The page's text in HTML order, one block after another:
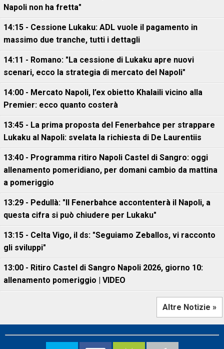
Napoli non ha fretta"
14:15 - Cessione Lukaku: ADL vuole il pagamento in
massimo due tranche, tutti i dettagli
14:11 - Romano: "La cessione di Lukaku apre nuovi
scenari, ecco la strategia di mercato del Napoli"
14:00 - Mercato Napoli, l’ex obietto Khalaili vicino alla
Premier: ecco quanto costerà
13:45 - La prima proposta del Fenerbahce per strappare
Lukaku al Napoli: svelata la richiesta di De Laurentiis
13:40 - Programma ritiro Napoli Castel di Sangro: oggi
allenamento pomeridiano, per domani cambio da mattina
a pomeriggio
13:29 - Pedullà: "Il Fenerbahce accontenterà il Napoli, a
questa cifra si può chiudere per Lukaku"
13:15 - Celta Vigo, il ds: "Seguiamo Zeballos, vi racconto
gli sviluppi"
13:00 - Ritiro Castel di Sangro Napoli 2026, giorno 10:
allenamento pomeriggio | VIDEO
Altre Notizie »